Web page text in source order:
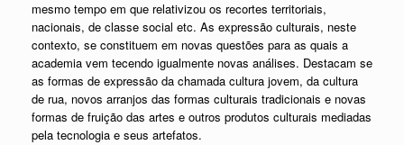
mesmo tempo em que relativizou os recortes territoriais,
nacionais, de classe social etc. As expressão culturais, neste
contexto, se constituem em novas questões para as quais a
academia vem tecendo igualmente novas análises. Destacam se
as formas de expressão da chamada cultura jovem, da cultura
de rua, novos arranjos das formas culturais tradicionais e novas
formas de fruição das artes e outros produtos culturais mediadas
pela tecnologia e seus artefatos.